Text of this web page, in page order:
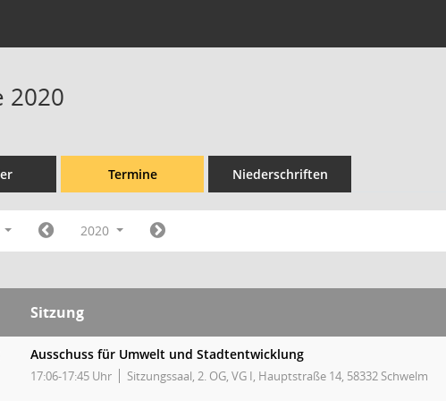
2020
Termine Niederschriften
2020
Sitzung
Ausschuss für Umwelt und Stadtentwicklung
17:06-17:45 Uhr Sitzungssaal, 2. OG, VG I, Hauptstraße 14, 58332 Schwelm